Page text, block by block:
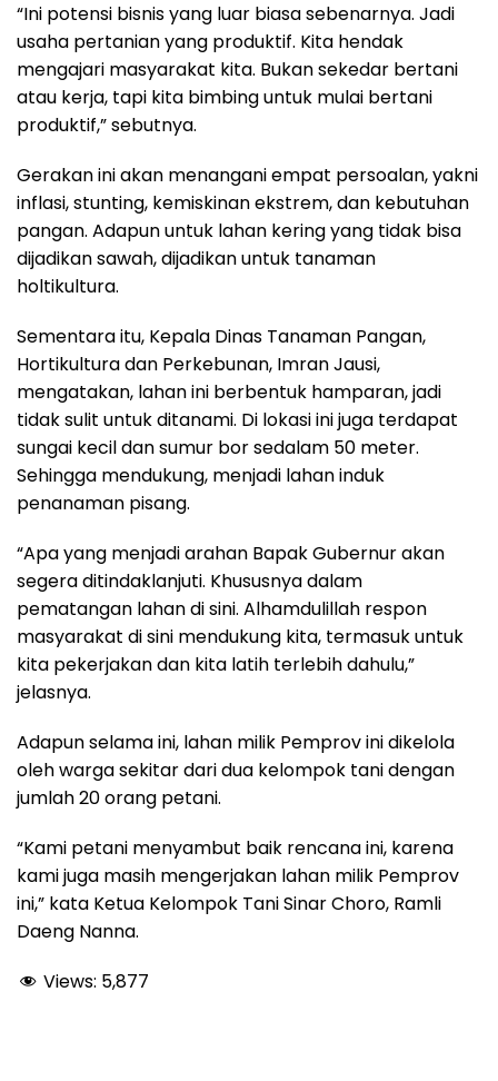
“Ini potensi bisnis yang luar biasa sebenarnya. Jadi
usaha pertanian yang produktif. Kita hendak
mengajari masyarakat kita. Bukan sekedar bertani
atau kerja, tapi kita bimbing untuk mulai bertani
produktif,” sebutnya.
Gerakan ini akan menangani empat persoalan, yakni
inflasi, stunting, kemiskinan ekstrem, dan kebutuhan
pangan. Adapun untuk lahan kering yang tidak bisa
dijadikan sawah, dijadikan untuk tanaman
holtikultura.
Sementara itu, Kepala Dinas Tanaman Pangan,
Hortikultura dan Perkebunan, Imran Jausi,
mengatakan, lahan ini berbentuk hamparan, jadi
tidak sulit untuk ditanami. Di lokasi ini juga terdapat
sungai kecil dan sumur bor sedalam 50 meter.
Sehingga mendukung, menjadi lahan induk
penanaman pisang.
“Apa yang menjadi arahan Bapak Gubernur akan
segera ditindaklanjuti. Khususnya dalam
pematangan lahan di sini. Alhamdulillah respon
masyarakat di sini mendukung kita, termasuk untuk
kita pekerjakan dan kita latih terlebih dahulu,”
jelasnya.
Adapun selama ini, lahan milik Pemprov ini dikelola
oleh warga sekitar dari dua kelompok tani dengan
jumlah 20 orang petani.
“Kami petani menyambut baik rencana ini, karena
kami juga masih mengerjakan lahan milik Pemprov
ini,” kata Ketua Kelompok Tani Sinar Choro, Ramli
Daeng Nanna.
Views: 5,877